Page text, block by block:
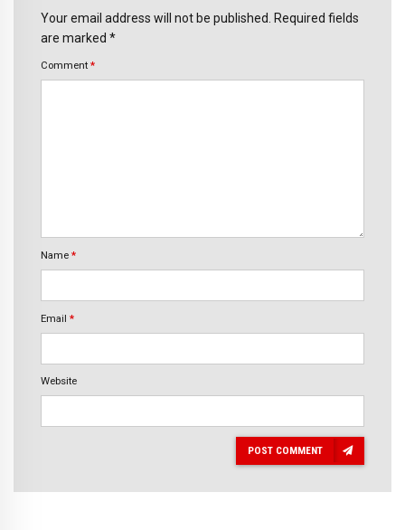
Your email address will not be published. Required fields
are marked *
Comment *
Name *
Email *
Website
POST COMMENT